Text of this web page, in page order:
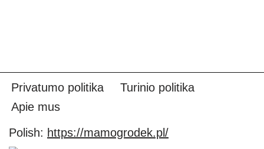
Privatumo politika
Turinio politika
Apie mus
Polish: https://mamogrodek.pl/